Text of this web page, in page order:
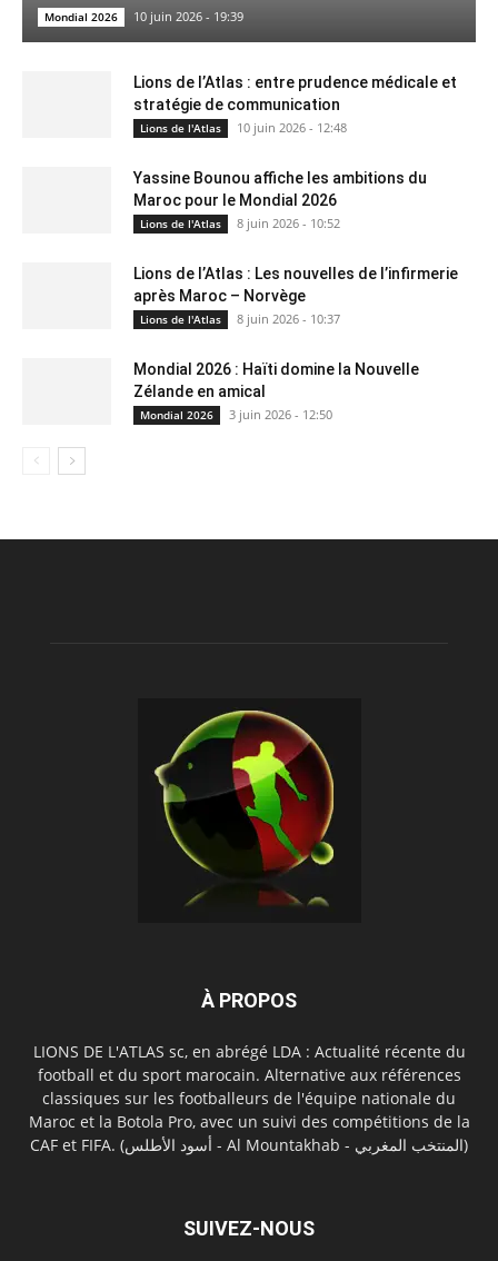
Mondial 2026 10 juin 2026 - 19:39
Lions de l’Atlas : entre prudence médicale et
stratégie de communication
Lions de l'Atlas 10 juin 2026 - 12:48
Yassine Bounou affiche les ambitions du
Maroc pour le Mondial 2026
Lions de l'Atlas 8 juin 2026 - 10:52
Lions de l’Atlas : Les nouvelles de l’infirmerie
après Maroc – Norvège
Lions de l'Atlas 8 juin 2026 - 10:37
Mondial 2026 : Haïti domine la Nouvelle
Zélande en amical
Mondial 2026 3 juin 2026 - 12:50
À PROPOS
LIONS DE L'ATLAS sc, en abrégé LDA : Actualité récente du
football et du sport marocain. Alternative aux références
classiques sur les footballeurs de l'équipe nationale du
Maroc et la Botola Pro, avec un suivi des compétitions de la
CAF et FIFA. (أسود الأطلس - Al Mountakhab - المنتخب المغربي)
SUIVEZ-NOUS